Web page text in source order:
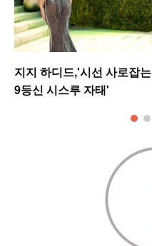
지지 하디드,'시선 사로잡는
9등신 시스루 자태'